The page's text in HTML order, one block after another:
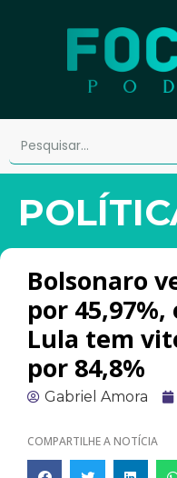
Bolsonaro
por
Lula tem
por 84,8%
Gabriel Amora
COMPARTILHE A NOTÍCIA